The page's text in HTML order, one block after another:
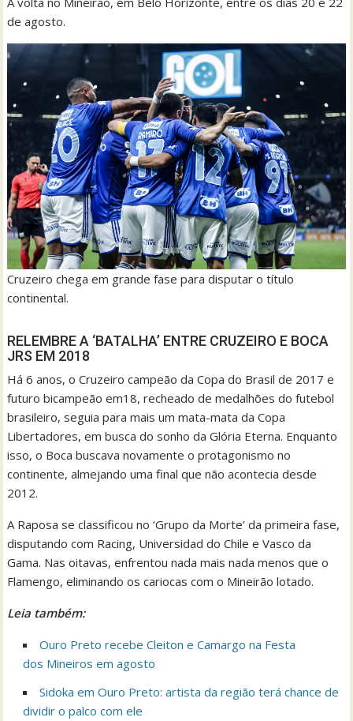
de agosto.
Cruzeiro chega em grande fase para disputar o título
continental.
RELEMBRE A ‘BATALHA’ ENTRE CRUZEIRO E BOCA
JRS EM 2018
Há 6 anos, o Cruzeiro campeão da Copa do Brasil de 2017 e
futuro bicampeão em18, recheado de medalhões do futebol
brasileiro, seguia para mais um mata-mata da Copa
Libertadores, em busca do sonho da Glória Eterna. Enquanto
isso, o Boca buscava novamente o protagonismo no
continente, almejando uma final que não acontecia desde
2012.
A Raposa se classificou no ‘Grupo da Morte’ da primeira fase,
disputando com Racing, Universidad do Chile e Vasco da
Gama. Nas oitavas, enfrentou nada mais nada menos que o
Flamengo, eliminando os cariocas com o Mineirão lotado.
Leia também:
Ouro Preto recebe Cleiton e Camargo na Festa
dos Mineiros em agosto
Sidoka em Ouro Preto: artista da região terá chance de
dividir o palco com ele